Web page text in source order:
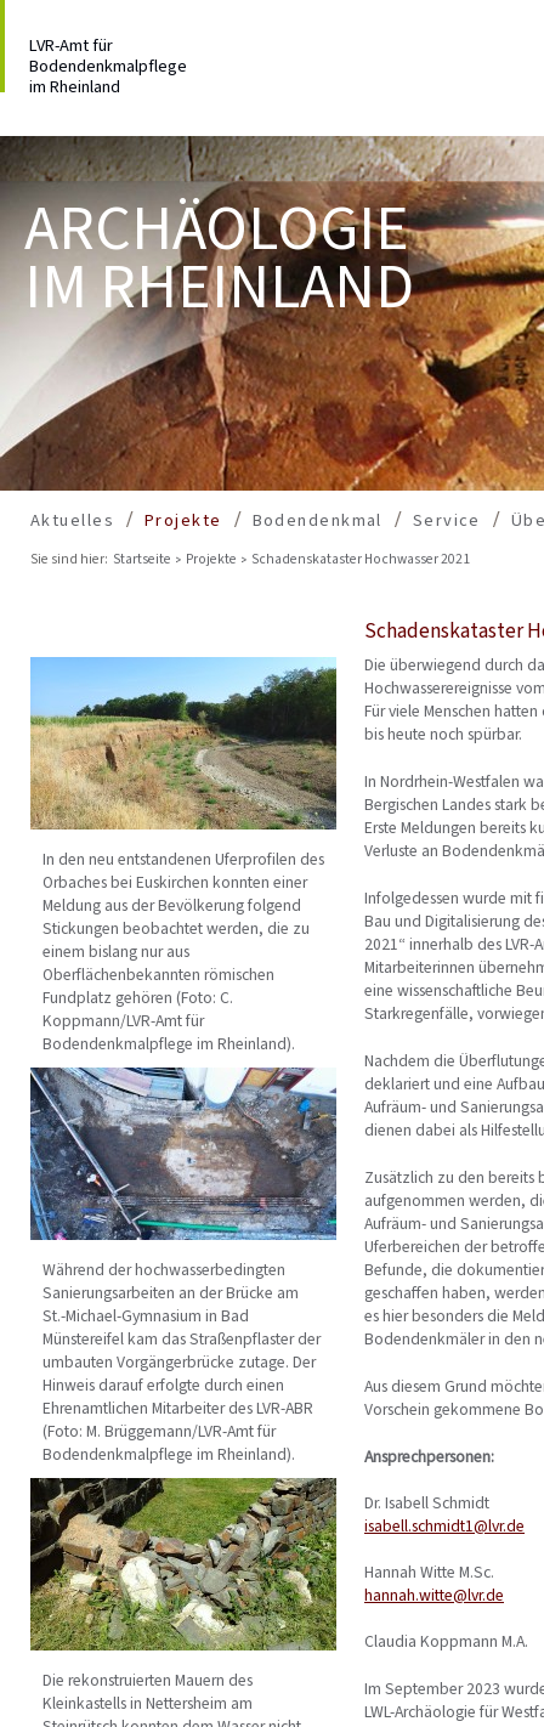
LVR-Amt für
Bodendenkmalpflege
im Rheinland
ARCHÄOLOGIE
IM RHEINLAND
Aktuelles Projekte Bodendenkmal Service
Sie sind hier: Startseite Projekte Schadenskataster Hochwasser 2021
Schadenskataster
In den neu entstandenen Uferprofilen des
Orbaches bei Euskirchen konnten einer
Meldung aus der Bevölkerung folgend
Stickungen beobachtet werden, die zu
einem bislang nur aus
Oberflächenbekannten römischen
Fundplatz gehören (Foto: C.
Koppmann/LVR-Amt für
Bodendenkmalpflege im Rheinland).
Während der hochwasserbedingten
Sanierungsarbeiten an der Brücke am
St.-Michael-Gymnasium in Bad
Münstereifel kam das Straßenpflaster der
umbauten Vorgängerbrücke zutage. Der
Hinweis darauf erfolgte durch einen
Ehrenamtlichen Mitarbeiter des LVR-ABR
(Foto: M. Brüggemann/LVR-Amt für
Bodendenkmalpflege im Rheinland).
Die rekonstruierten Mauern des
Kleinkastells in Nettersheim am
Die überwiegend durch
Hochwasserereignisse
Für viele Menschen
bis heute noch spürbar.
In Nordrhein-Westfalen
Bergischen Landes stark
Erste Meldungen bereits
Verluste an
Infolgedessen wurde mit
Bau und Digitalisierung
2021“ innerhalb des
Mitarbeiterinnen
eine wissenschaftliche
Starkregenfälle,
Nachdem die
deklariert und eine
Aufräum- und
dienen dabei als
Zusätzlich zu den
aufgenommen werden,
Aufräum- und
Uferbereichen der
Befunde, die
geschaffen haben,
es hier besonders die
Bodendenkmäler in den
Aus diesem Grund
Vorschein gekommene
Ansprechpersonen:
Dr. Isabell Schmidt
isabell.schmidt1@lvr.de
Hannah Witte M.Sc.
hannah.witte@lvr.de
Claudia Koppmann M.A.
Im September 2023
LWL-Archäologie für